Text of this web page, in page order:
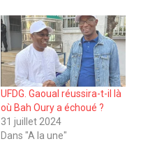
UFDG. Gaoual réussira-t-il là
où Bah Oury a échoué ?
31 juillet 2024
Dans "A la une"